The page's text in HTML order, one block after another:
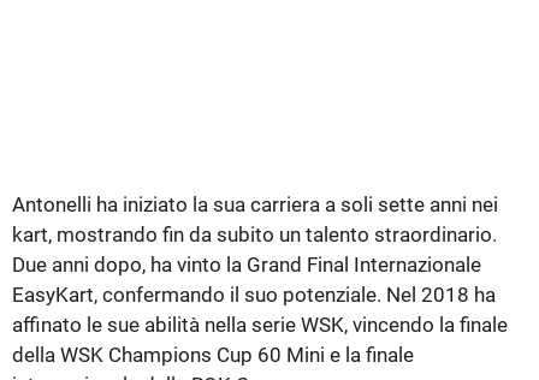
Antonelli ha iniziato la sua carriera a soli sette anni nei
kart, mostrando fin da subito un talento straordinario.
Due anni dopo, ha vinto la Grand Final Internazionale
EasyKart, confermando il suo potenziale. Nel 2018 ha
affinato le sue abilità nella serie WSK, vincendo la finale
della WSK Champions Cup 60 Mini e la finale